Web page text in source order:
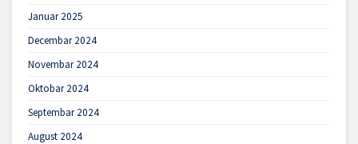
Januar 2025
Decembar 2024
Novembar 2024
Oktobar 2024
Septembar 2024
August 2024